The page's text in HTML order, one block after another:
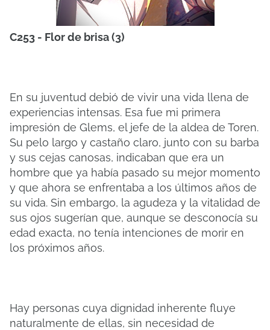
C253 - Flor de brisa (3)
En su juventud debió de vivir una vida llena de
experiencias intensas. Esa fue mi primera
impresión de Glems, el jefe de la aldea de Toren.
Su pelo largo y castaño claro, junto con su barba
y sus cejas canosas, indicaban que era un
hombre que ya había pasado su mejor momento
y que ahora se enfrentaba a los últimos años de
su vida. Sin embargo, la agudeza y la vitalidad de
sus ojos sugerían que, aunque se desconocía su
edad exacta, no tenía intenciones de morir en
los próximos años.
Hay personas cuya dignidad inherente fluye
naturalmente de ellas, sin necesidad de